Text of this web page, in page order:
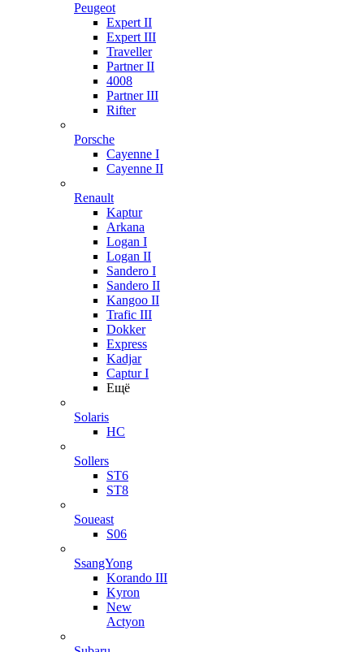
Peugeot
Expert II
Expert III
Traveller
Partner II
4008
Partner III
Rifter
Porsche
Cayenne I
Cayenne II
Renault
Kaptur
Arkana
Logan I
Logan II
Sandero I
Sandero II
Kangoo II
Trafic III
Dokker
Express
Kadjar
Captur I
Ещё
Solaris
HC
Sollers
ST6
ST8
Soueast
S06
SsangYong
Korando III
Kyron
New
Actyon